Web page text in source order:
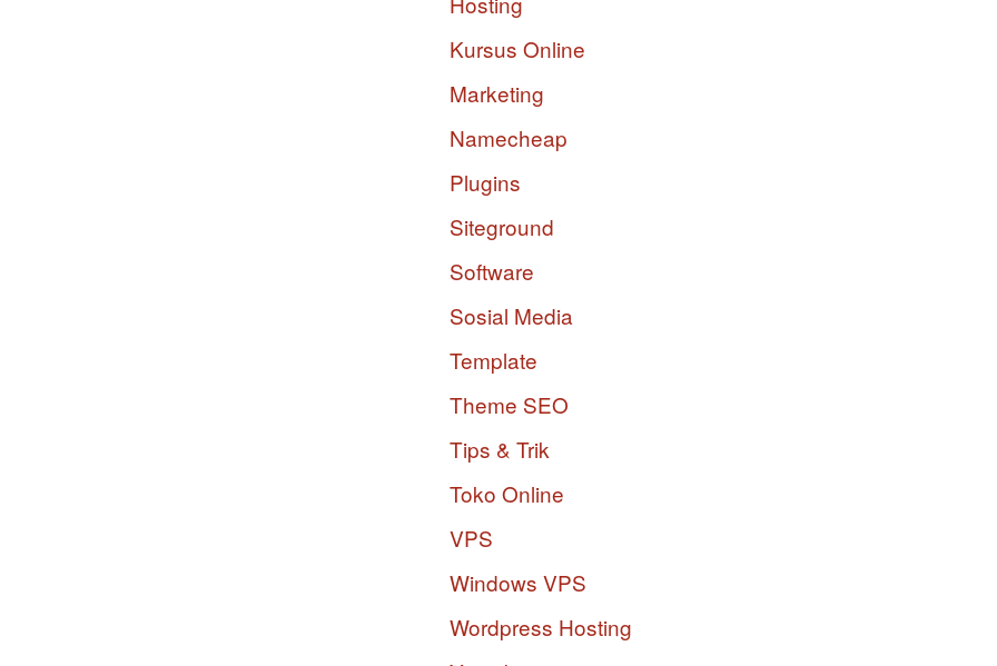
Kursus Online
Marketing
Namecheap
Plugins
Siteground
Software
Sosial Media
Template
Theme SEO
Tips & Trik
Toko Online
VPS
Windows VPS
Wordpress Hosting